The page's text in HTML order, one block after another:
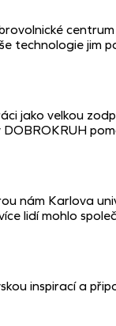
technologie jim
jako velkou
DOBROKRUH
nám Karlova
lidí mohlo
inspirací a